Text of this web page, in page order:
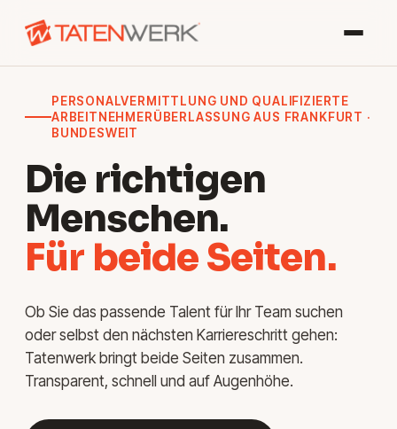
PERSONALVERMITTLUNG UND QUALIFIZIERTE
ARBEITNEHMERÜBERLASSUNG AUS FRANKFURT ·
BUNDESWEIT
Die richtigen
Menschen.
Für beide Seiten.
Ob Sie das passende Talent für Ihr Team suchen
oder selbst den nächsten Karriereschritt gehen:
Tatenwerk bringt beide Seiten zusammen.
Transparent, schnell und auf Augenhöhe.